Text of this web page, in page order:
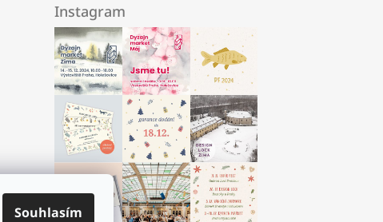
Souhlasím
Instagram